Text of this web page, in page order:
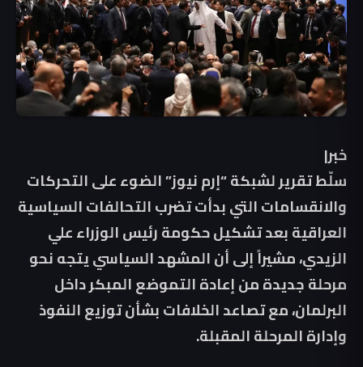
خبر|
سلّط تقرير لشبكة “إرم نيوز” الضوء على التحركات
والانقسامات التي بدأت تضرب التحالفات السياسية
العراقية بعد تشكيل حكومة رئيس الوزراء علي
الزيدي، مشيراً إلى أن المشهد السياسي يتجه نحو
مرحلة جديدة من إعادة التموضع المبكر داخل
البرلمان، مع تصاعد الخلافات بشأن توزيع النفوذ
وإدارة المرحلة المقبلة.